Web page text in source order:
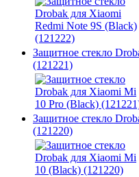
Защитное стекло
(121221)
Защитное стекло
(121220)